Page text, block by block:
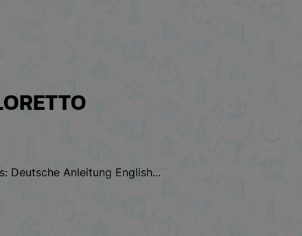
Deutsche Anleitung English...